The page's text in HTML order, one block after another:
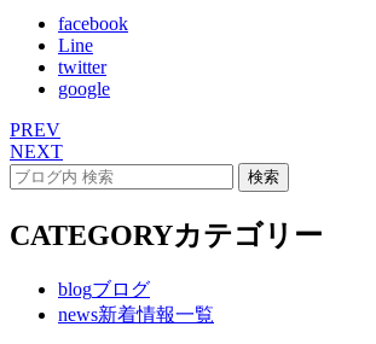
facebook
Line
twitter
google
PREV
NEXT
CATEGORYカテゴリー
blogブログ
news新着情報一覧